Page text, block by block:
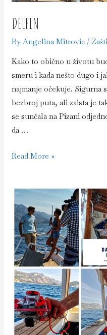
DELFIN
ByAngelina Mitrovic /
Kako to obično u životu
smeru i kada nešto dugo i
najmanje očekuje. Sigurna
bezbroj puta, ali zaista je
se sunčala na Pizani
da …
Delfin
Read More »